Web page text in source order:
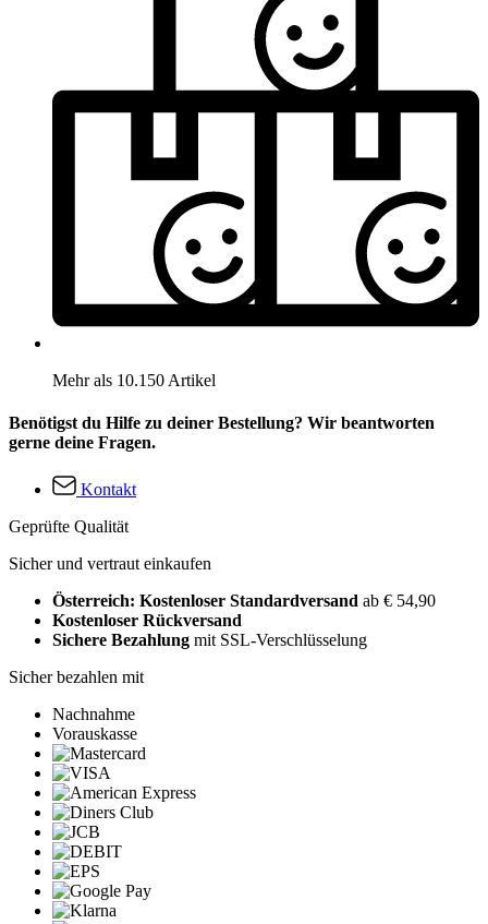
Mehr als 10.150 Artikel
Benötigst du Hilfe zu deiner Bestellung? Wir beantworten
gerne deine Fragen.
Kontakt
Geprüfte Qualität
Sicher und vertraut einkaufen
Österreich: Kostenloser Standardversand ab € 54,90
Kostenloser Rückversand
Sichere Bezahlung mit SSL-Verschlüsselung
Sicher bezahlen mit
Nachnahme
Vorauskasse